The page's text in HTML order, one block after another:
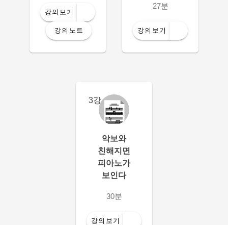
강의보기
강의노트
27분
강의보기
3강
악보와
친해지면
피아노가
보인다
30분
강의보기